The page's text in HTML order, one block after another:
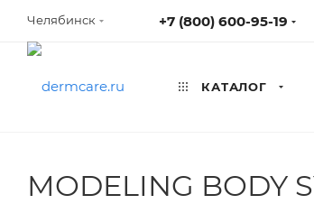
Челябинск +7 (800) 600-95-19
КАТАЛОГ
MODELING BODY